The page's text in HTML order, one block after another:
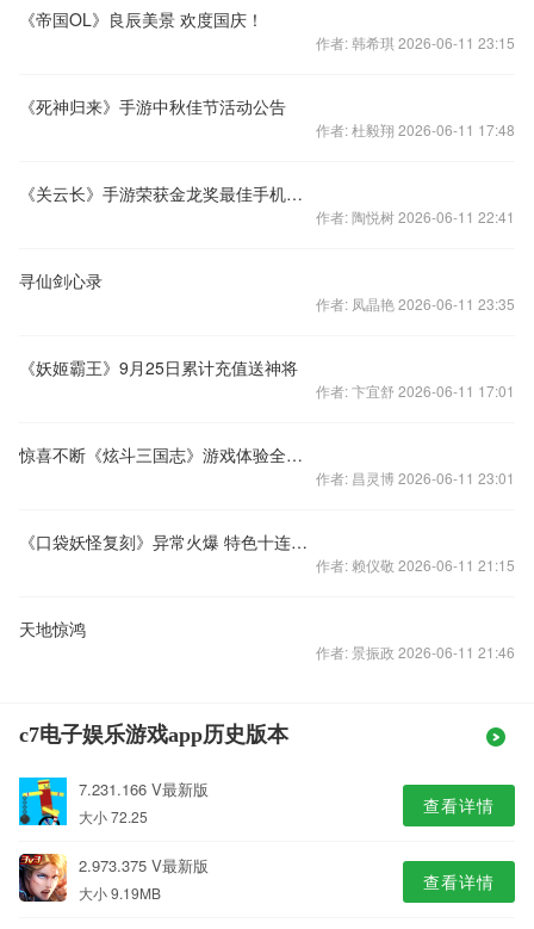
《帝国OL》良辰美景 欢度国庆！
作者: 韩希琪 2026-06-11 23:15
《死神归来》手游中秋佳节活动公告
作者: 杜毅翔 2026-06-11 17:48
《关云长》手游荣获金龙奖最佳手机网络游戏奖
作者: 陶悦树 2026-06-11 22:41
寻仙剑心录
作者: 凤晶艳 2026-06-11 23:35
《妖姬霸王》9月25日累计充值送神将
作者: 卞宜舒 2026-06-11 17:01
惊喜不断《炫斗三国志》游戏体验全新升级
作者: 昌灵博 2026-06-11 23:01
《口袋妖怪复刻》异常火爆 特色十连抽成最强利器
作者: 赖仪敬 2026-06-11 21:15
天地惊鸿
作者: 景振政 2026-06-11 21:46
c7电子娱乐游戏app历史版本
7.231.166 V最新版
大小 72.25 查看详情
2.973.375 V最新版
大小 9.19MB 查看详情